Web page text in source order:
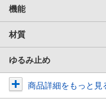
機能
材質
ゆるみ止め
商品詳細をもっと見